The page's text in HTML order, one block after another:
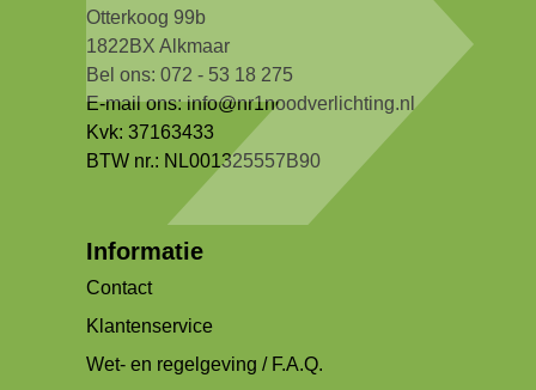
Otterkoog 99b
1822BX Alkmaar
Bel ons: 072 - 53 18 275
E-mail ons:info@nr1noodverlichting.nl
Kvk: 37163433
BTW nr.: NL001325557B90
Informatie
Contact
Klantenservice
Wet- en regelgeving / F.A.Q.